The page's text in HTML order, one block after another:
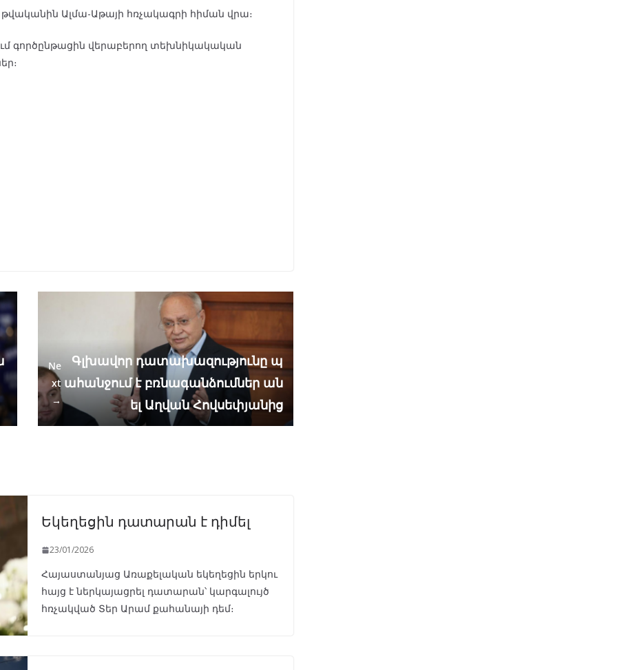
Ալմա-Աթայի հռչակագրի հիման վրա։
գործընթացին վերաբերող տեխնիկակական
Ne
xt
→
Գլխավոր դատախազությունը պ
ահանջում է բռնագանձումներ ան
ել Աղվան Հովսեփյանից
Եկեղեցին դատարան է դիմել
23/01/2026
Հայաստանյաց Առաքելական եկեղեցին երկու
հայց է ներկայացրել դատարան՝ կարգալույծ
հռչակված Տեր Արամ քահանայի դեմ։